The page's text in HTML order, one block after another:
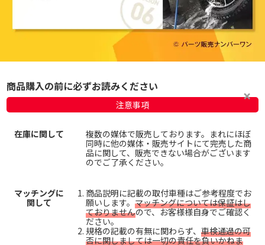
商品購入の前に必ずお読みください
注意事項
在庫に関して
複数の媒体で販売しております。まれにほぼ
同時に他の媒体・販売サイトにて完売した商
品に関して、販売できない場合がございます
のでご了承ください。
マッチングに
関して
商品説明に記載の取付車種はご参考程度でお
願いします。 マッチングについては保証はし
ておりませんので、お客様様自身でご確認く
ださい。
規格の記載の有無に関わらず、 車検通過の可
否に関しましては一切の責任を負いかねま